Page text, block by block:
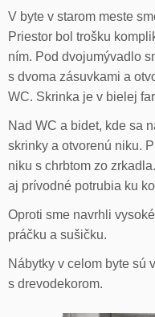
V byte v starom meste
Priestor bol trošku
ním. Pod dvojumývadlo
s dvoma zásuvkami a
WC. Skrinka je v bielej
Nad WC a bidet, kde sa
skrinky a otvorenú niku.
niku s chrbtom zo
aj prívodné potrubia ku
Oproti sme navrhli
práčku a sušičku.
Nábytky v celom byte sú
s drevodekorom.